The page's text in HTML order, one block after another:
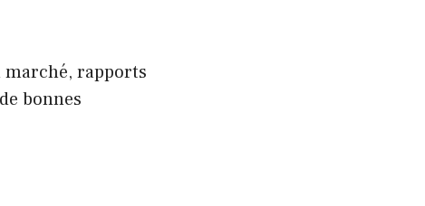
rapports
bonnes